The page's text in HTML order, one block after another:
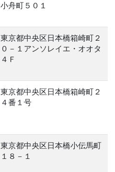
小舟町５０１
東京都中央区日本橋箱崎町２
０－１アンソレイエ・オオタ
４Ｆ
東京都中央区日本橋箱崎町２
４番１号
東京都中央区日本橋小伝馬町
１８－１